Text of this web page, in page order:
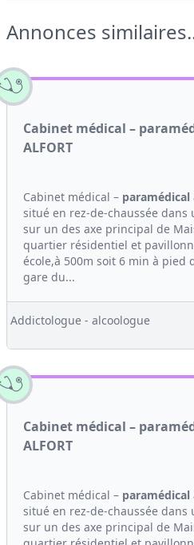
Annonces
Cabinet médical –
ALFORT
Cabinet médical – paramédical
situé en rez-de-chaussée
sur un des axe principal de
quartier résidentiel et
école,à 500m soit 6 min à pied
gare du...
Addictologue - alcoologue
Cabinet médical –
ALFORT
Cabinet médical – paramédical
situé en rez-de-chaussée
sur un des axe principal de